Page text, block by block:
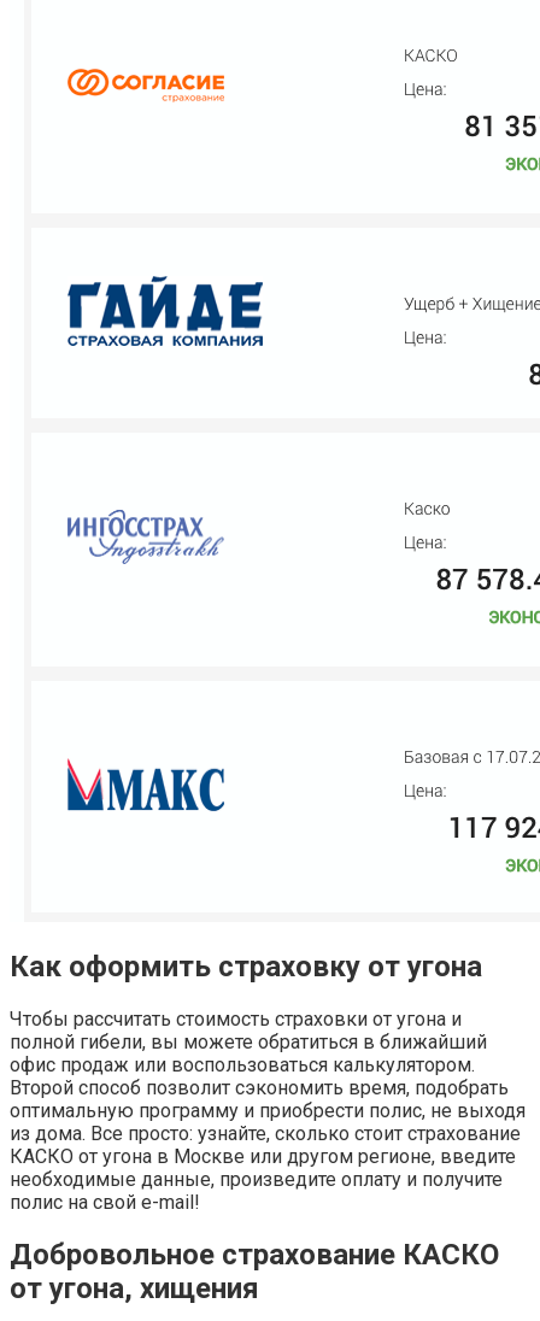
Как оформить страховку от угона
Чтобы рассчитать стоимость страховки от угона и
полной гибели, вы можете обратиться в ближайший
офис продаж или воспользоваться калькулятором.
Второй способ позволит сэкономить время, подобрать
оптимальную программу и приобрести полис, не выходя
из дома. Все просто: узнайте, сколько стоит страхование
КАСКО от угона в Москве или другом регионе, введите
необходимые данные, произведите оплату и получите
полис на свой e-mail!
Добровольное страхование КАСКО
от угона, хищения